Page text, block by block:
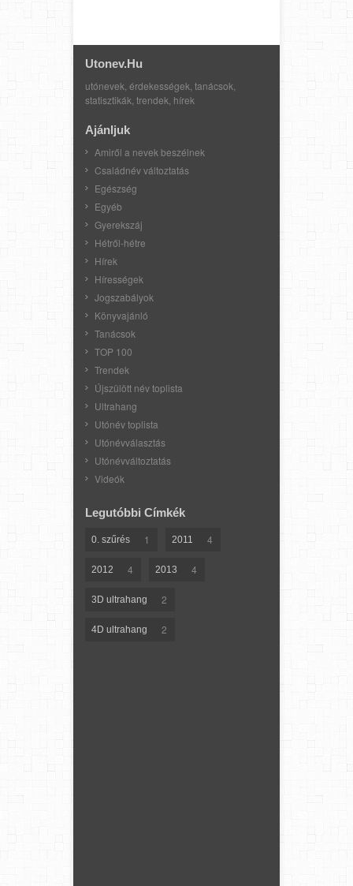
Utonev.hu
utónevek, érdekességek, tanácsok,
statisztikák, trendek, hírek
Ajánljuk
Amiről a nevek beszélnek
Családnév változtatás
Egészség
Egyéb
Gyerekszáj
Hétről-hétre
Hírek
Hírességek
Jogszabályok
Könyvajánló
Tanácsok
TOP 100
Trendek
Újszülött név toplista
Ultrahang
Utónév toplista
Utónévválasztás
Utónévváltoztatás
Videók
Legutóbbi Címkék
0. szűrés 1 2011 4
2012 4 2013 4
3D ultrahang 2
4D ultrahang 2